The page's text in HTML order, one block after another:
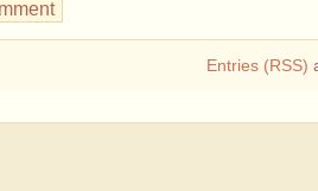
Entries (RSS)